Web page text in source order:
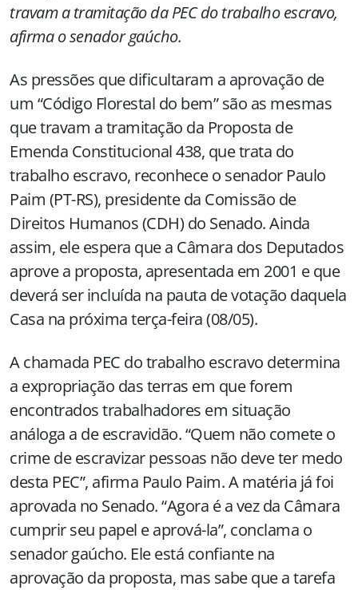
travam a tramitação da PEC do trabalho escravo,
afirma o senador gaúcho.
As pressões que dificultaram a aprovação de
um “Código Florestal do bem” são as mesmas
que travam a tramitação da Proposta de
Emenda Constitucional 438, que trata do
trabalho escravo, reconhece o senador Paulo
Paim (PT-RS), presidente da Comissão de
Direitos Humanos (CDH) do Senado. Ainda
assim, ele espera que a Câmara dos Deputados
aprove a proposta, apresentada em 2001 e que
deverá ser incluída na pauta de votação daquela
Casa na próxima terça-feira (08/05).
A chamada PEC do trabalho escravo determina
a expropriação das terras em que forem
encontrados trabalhadores em situação
análoga a de escravidão. “Quem não comete o
crime de escravizar pessoas não deve ter medo
desta PEC”, afirma Paulo Paim. A matéria já foi
aprovada no Senado. “Agora é a vez da Câmara
cumprir seu papel e aprová-la”, conclama o
senador gaúcho. Ele está confiante na
aprovação da proposta, mas sabe que a tarefa